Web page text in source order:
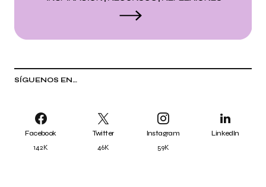
SÍGUENOS EN…
Facebook
142K
Twitter
46K
Instagram
59K
LinkedIn